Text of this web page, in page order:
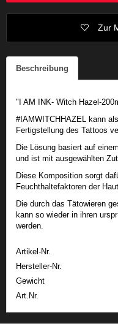
Zur
Beschreibung
"I AM INK- Witch Hazel-
#IAMWITCHHAZEL kann
Fertigstellung des Tattoos
Die Lösung basiert auf
und ist mit ausgewählten
Diese Komposition sorgt
Feuchthaltefaktoren der
Die durch das Tätowieren
kann so wieder in ihren
werden.
Artikel-Nr.
Hersteller-Nr.
Gewicht
Art.Nr.